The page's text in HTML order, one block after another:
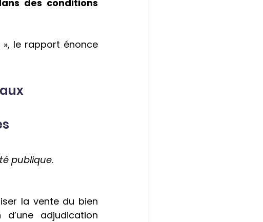
des conditions
le rapport énonce
publique.
la vente du bien
adjudication